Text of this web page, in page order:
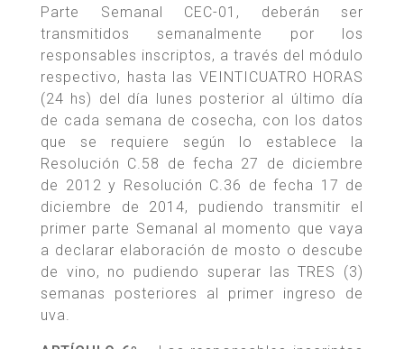
Parte Semanal CEC-01, deberán ser
transmitidos semanalmente por los
responsables inscriptos, a través del módulo
respectivo, hasta las VEINTICUATRO HORAS
(24 hs) del día lunes posterior al último día
de cada semana de cosecha, con los datos
que se requiere según lo establece la
Resolución C.58 de fecha 27 de diciembre
de 2012 y Resolución C.36 de fecha 17 de
diciembre de 2014, pudiendo transmitir el
primer parte Semanal al momento que vaya
a declarar elaboración de mosto o descube
de vino, no pudiendo superar las TRES (3)
semanas posteriores al primer ingreso de
uva.